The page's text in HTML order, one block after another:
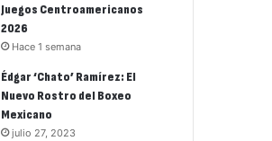
Juegos Centroamericanos
2026
Hace 1 semana
Édgar ‘Chato’ Ramírez: El
Nuevo Rostro del Boxeo
Mexicano
julio 27, 2023